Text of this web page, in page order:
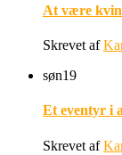
At være
Skrevet af
søn19
Et eventyr i
Skrevet af